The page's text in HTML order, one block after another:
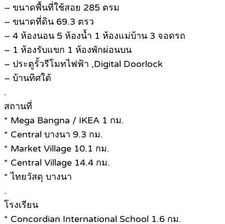
– ขนาดพื้นที่ใช้สอย 285 ตรม
– ขนาดที่ดิน 69.3 ตรว
– 4 ห้องนอน 5 ห้องน้ำ 1 ห้องแม่บ้าน 3 จอดรถ
– 1 ห้องรับแขก 1 ห้องพักผ่อนบน
– ประตูรั้วรีโมทไฟฟ้า ,Digital Doorlock
– บ้านทิศใต้
.
สถานที่
* Mega Bangna / IKEA 1 กม.
* Central บางนา 9.3 กม.
* Market Village 10.1 กม.
* Central Village 14.4 กม.
* ไทยวัสดุ บางนา
.
โรงเรียน
* Concordian International School 1.6 กม.